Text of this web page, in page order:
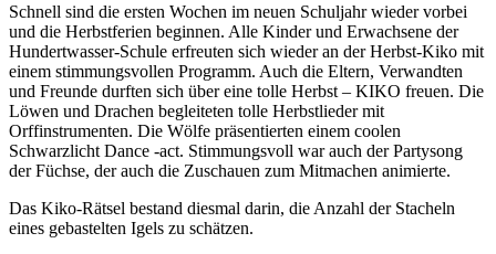
Schnell sind die ersten Wochen im neuen Schuljahr wieder vorbei
und die Herbstferien beginnen. Alle Kinder und Erwachsene der
Hundertwasser-Schule erfreuten sich wieder an der Herbst-Kiko mit
einem stimmungsvollen Programm. Auch die Eltern, Verwandten
und Freunde durften sich über eine tolle Herbst – KIKO freuen. Die
Löwen und Drachen begleiteten tolle Herbstlieder mit
Orffinstrumenten. Die Wölfe präsentierten einem coolen
Schwarzlicht Dance -act. Stimmungsvoll war auch der Partysong
der Füchse, der auch die Zuschauen zum Mitmachen animierte.
Das Kiko-Rätsel bestand diesmal darin, die Anzahl der Stacheln
eines gebastelten Igels zu schätzen.